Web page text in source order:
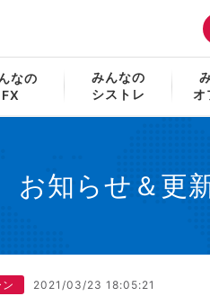
なの
FX
みんなの
シストレ
オ
お知らせ＆更
レンジキャンペーン第6弾、上乗
2021/03/23 18:05:21